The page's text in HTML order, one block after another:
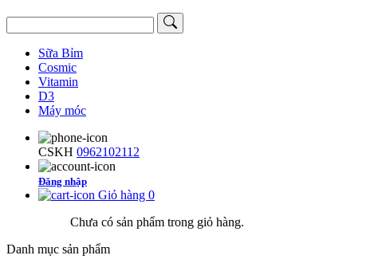
Sữa Bỉm
Cosmic
Vitamin
D3
Máy móc
CSKH 0962102112
Đăng nhập
Giỏ hàng 0
Chưa có sản phẩm trong giỏ hàng.
Danh mục sản phẩm